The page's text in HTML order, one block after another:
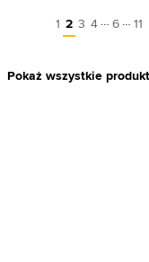
1 2 3 4 … 6 … 11
Pokaż wszystkie